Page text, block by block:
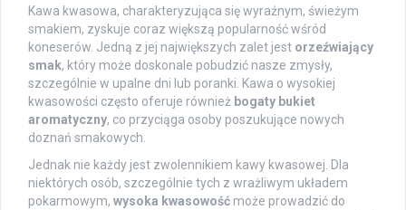
Kawa kwasowa, charakteryzująca się wyraźnym, świeżym
smakiem, zyskuje coraz większą popularność wśród
koneserów. Jedną z jej największych zalet jest orzeźwiający
smak, który może doskonale pobudzić nasze zmysły,
szczególnie w upalne dni lub poranki. Kawa o wysokiej
kwasowości często oferuje również bogaty bukiet
aromatyczny, co przyciąga osoby poszukujące nowych
doznań smakowych.
Jednak nie każdy jest zwolennikiem kawy kwasowej. Dla
niektórych osób, szczególnie tych z wrażliwym układem
pokarmowym, wysoka kwasowość może prowadzić do